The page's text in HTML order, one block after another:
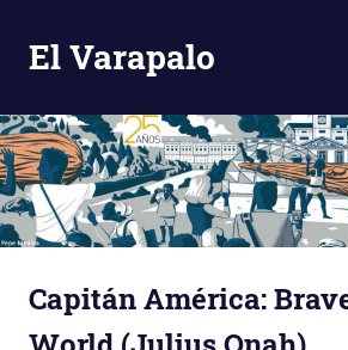
Saltar
al
contenido
El Varapalo
Crítico
Capitán América: